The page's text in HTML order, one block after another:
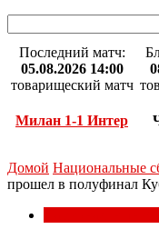
Последний матч:
05.08.2026 14:00
товарищеский матч
Милан 1-1 Интер
Домой Национальные
прошел в полуфинал